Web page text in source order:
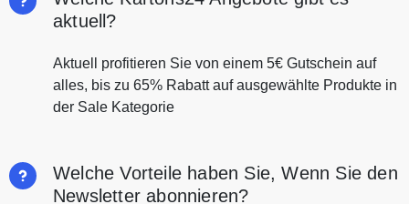
aktuell?
Aktuell profitieren Sie von einem 5€ Gutschein auf
alles, bis zu 65% Rabatt auf ausgewählte Produkte in
der Sale Kategorie
Welche Vorteile haben Sie, Wenn Sie den
Newsletter abonnieren?